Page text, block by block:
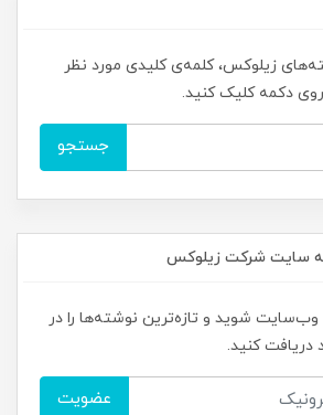
زیلوکس، کلمه‌ی کلیدی مورد نظر
دکمه کلیک کنید.
جستجو
سایت شرکت زیلوکس
وب‌سایت شوید و تازه‌ترین نوشته‌ها را در
کنید.
عضویت